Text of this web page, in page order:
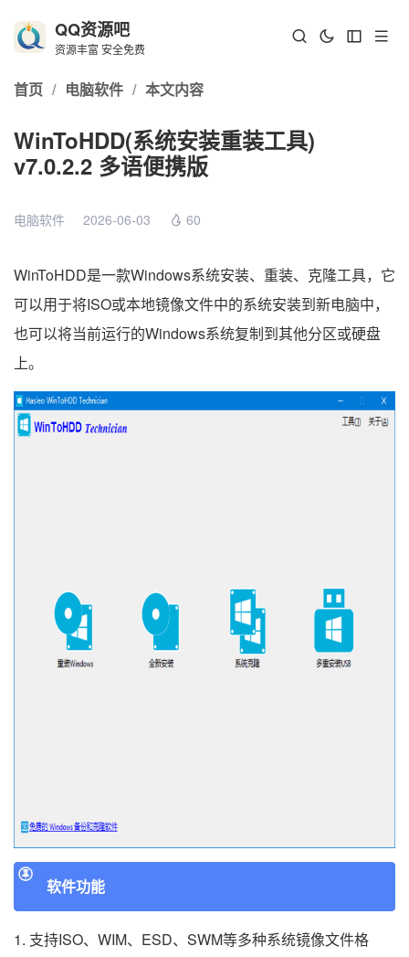
QQ资源吧
资源丰富 安全免费
首页 / 电脑软件 / 本文内容
WinToHDD(系统安装重装工具)
v7.0.2.2 多语便携版
电脑软件 2026-06-03 60
WinToHDD是一款Windows系统安装、重装、克隆工具，它
可以用于将ISO或本地镜像文件中的系统安装到新电脑中，
也可以将当前运行的Windows系统复制到其他分区或硬盘
上。
软件功能
1. 支持ISO、WIM、ESD、SWM等多种系统镜像文件格